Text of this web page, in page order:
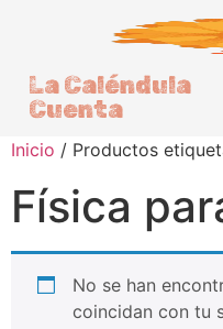
La Caléndula
Cuenta
Inicio / Productos
Física
No se han
coincidan con tu